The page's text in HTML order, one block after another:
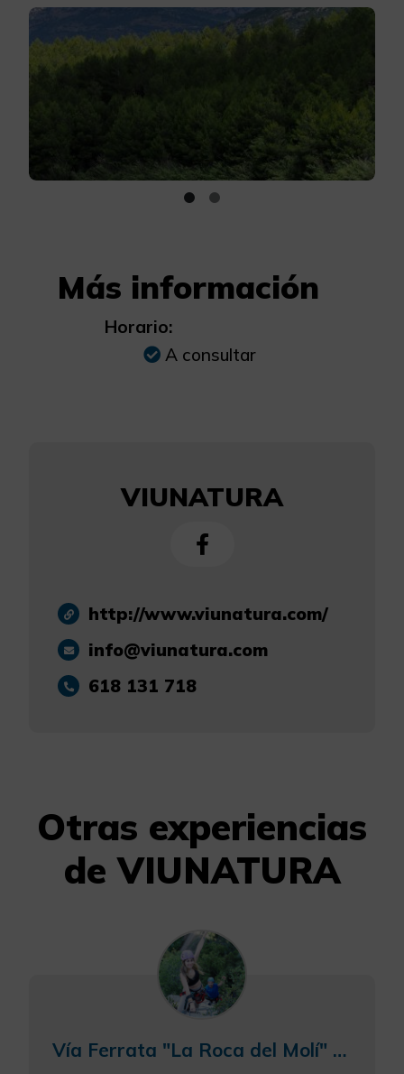
Más información
Horario:
A consultar
VIUNATURA
http://www.viunatura.com/
info@viunatura.com
618 131 718
Otras experiencias
de VIUNATURA
Vía Ferrata "La Roca del Molí" en Alcora